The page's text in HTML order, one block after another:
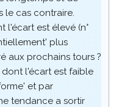
le cas contraire.
l'écart est élevé (n°
plus
aux prochains tours ?
l'écart est faible
et par
tendance a sortir